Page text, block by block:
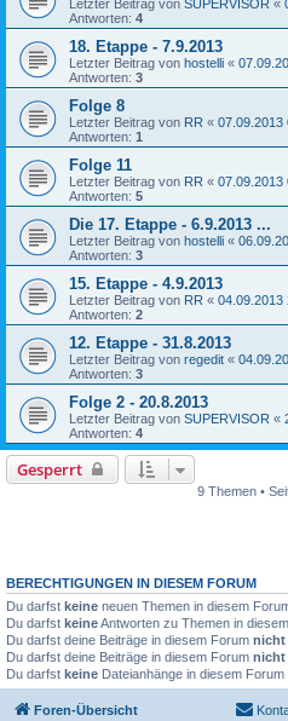
Letzter Beitrag von SUPERVISOR «
Antworten: 4
18. Etappe - 7.9.2013
Letzter Beitrag von hostelli «
Antworten: 3
Folge 8
Letzter Beitrag von RR « 07.09.2013
Antworten: 1
Folge 11
Letzter Beitrag von RR « 07.09.2013
Antworten: 5
Die 17. Etappe - 6.9.2013 ...
Letzter Beitrag von hostelli «
Antworten: 3
15. Etappe - 4.9.2013
Letzter Beitrag von RR « 04.09.2013
Antworten: 2
12. Etappe - 31.8.2013
Letzter Beitrag von regedit «
Antworten: 3
Folge 2 - 20.8.2013
Letzter Beitrag von SUPERVISOR «
Antworten: 4
Gesperrt
9 Themen •
BERECHTIGUNGEN IN DIESEM FORUM
Du darfst keine neuen Themen in diesem
Du darfst keineAntworten zu Themen in
Du darfst deine Beiträge in diesem Forum nicht
Du darfst deine Beiträge in diesem Forum nicht
Du darfst keine Dateianhänge in diesem Forum
Foren-Übersicht